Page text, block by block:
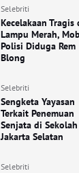
Selebriti
Kecelakaan Tragis
Lampu Merah,
Polisi Diduga Rem
Blong
Selebriti
Sengketa Yayasan
Terkait Penemuan
Senjata di Sekolah
Jakarta Selatan
Selebriti